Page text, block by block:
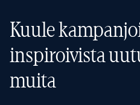
Kuule
inspiroivista
muita